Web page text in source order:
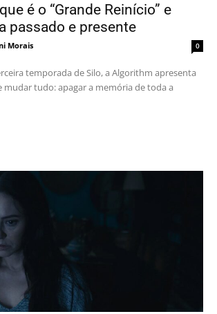
é o “Grande Reinício” e
passado e presente
Morais 0
temporada de Silo, a Algorithm apresenta
mudar tudo: apagar a memória de toda a